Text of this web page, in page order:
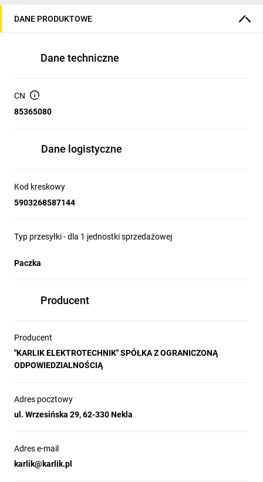
Kolor: grafitowy — estetyka dopasowana do serii LOGO.
przełącznika w warunkach słabego oświetlenia.
Przeznaczenie do pracy w sieci napięcia znamionowego
230 V AC.
Zastosowanie produktu
Instalacje w korytarzach, klatkach schodowych i
podświetlenie orientacyjne.
DANE PRODUKTOWE
Dane techniczne
CN
85365080
Dane logistyczne
Kod kreskowy
5903268587144
Typ przesyłki - dla 1 jednostki sprzedażowej
Paczka
Producent
Producent
"KARLIK ELEKTROTECHNIK" SPÓŁKA Z OGRANICZONĄ
ODPOWIEDZIALNOŚCIĄ
Adres pocztowy
ul. Wrzesińska 29, 62-330 Nekla
Adres e-mail
karlik@karlik.pl